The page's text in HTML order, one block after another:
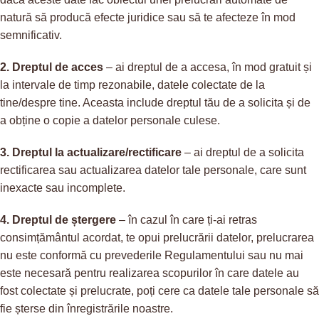
natură să producă efecte juridice sau să te afecteze în mod
semnificativ.
2. Dreptul de acces – ai dreptul de a accesa, în mod gratuit și
la intervale de timp rezonabile, datele colectate de la
tine/despre tine. Aceasta include dreptul tău de a solicita și de
a obține o copie a datelor personale culese.
3. Dreptul la actualizare/rectificare – ai dreptul de a solicita
rectificarea sau actualizarea datelor tale personale, care sunt
inexacte sau incomplete.
4. Dreptul de ștergere – în cazul în care ți-ai retras
consimțământul acordat, te opui prelucrării datelor, prelucrarea
nu este conformă cu prevederile Regulamentului sau nu mai
este necesară pentru realizarea scopurilor în care datele au
fost colectate și prelucrate, poți cere ca datele tale personale să
fie șterse din înregistrările noastre.